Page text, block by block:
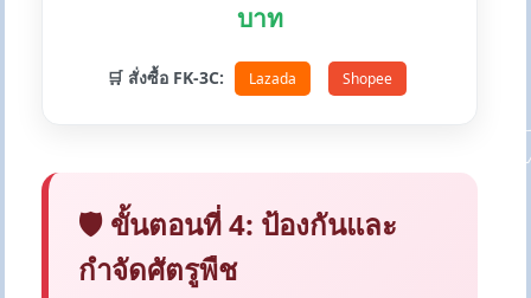
บาท
🛒 สั่งซื้อ FK-3C: Lazada Shopee
🛡️ ขั้นตอนที่ 4: ป้องกันและ
กำจัดศัตรูพืช